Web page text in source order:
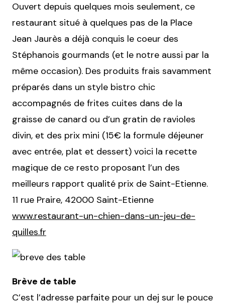
Ouvert depuis quelques mois seulement, ce
restaurant situé à quelques pas de la Place
Jean Jaurès a déjà conquis le coeur des
Stéphanois gourmands (et le notre aussi par la
même occasion). Des produits frais savamment
préparés dans un style bistro chic
accompagnés de frites cuites dans de la
graisse de canard ou d’un gratin de ravioles
divin, et des prix mini (15€ la formule déjeuner
avec entrée, plat et dessert) voici la recette
magique de ce resto proposant l’un des
meilleurs rapport qualité prix de Saint-Etienne.
11 rue Praire, 42000 Saint-Etienne
www.restaurant-un-chien-dans-un-jeu-de-
quilles.fr
Brève de table
C’est l’adresse parfaite pour un dej sur le pouce